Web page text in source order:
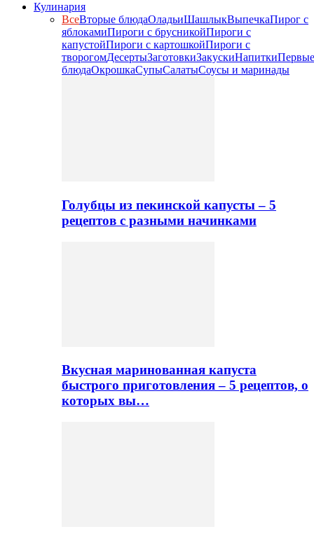
Кулинария
ВсеВторые блюдаОладьиШашлыкВыпечкаПирог с
яблокамиПироги с брусникойПироги с
капустойПироги с картошкойПироги с
творогомДесертыЗаготовкиЗакускиНапиткиПервые
блюдаОкрошкаСупыСалатыСоусы и маринады
Голубцы из пекинской капусты – 5
рецептов с разными начинками
Вкусная маринованная капуста
быстрого приготовления – 5 рецептов, о
которых вы…